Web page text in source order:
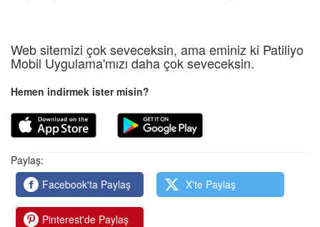
Web sitemizi çok seveceksin, ama eminiz ki Patiliyo
Mobil Uygulama'mızı daha çok seveceksin.
Hemen indirmek ister misin?
Paylaş:
Facebook'ta Paylaş
X'te Paylaş
Pinterest'de Paylaş